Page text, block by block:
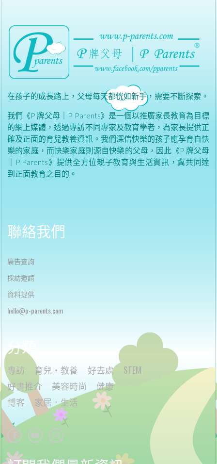
在孩子的成長路上，父母每天都恍如新手，需要不斷探索。
我們《P 牌父母｜P Parents》是一個以推廣家長教育為目標
的網上媒體，透過專訪不同專家及教育學者，為家長提供正
確及正面的育兒教養資訊。我們深信快樂的孩子應孕育自快
樂的家庭，而快樂家庭則源自快樂的父母，因此《P 牌父母
｜P Parents》提供全方位親子教育與生活資訊，冀共同達
到正面教育之目的。
聯絡我們
廣告查詢
採訪邀請
資料提供
hello@p-parents.com
分類
專訪 育兒・教養 好去處
STEM
好書推介
美容時尚
健康
博客
家居．生活